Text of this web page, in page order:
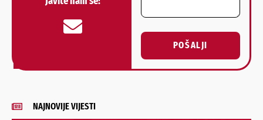
POŠALJI
Alternative:
NAJNOVIJE VIJESTI